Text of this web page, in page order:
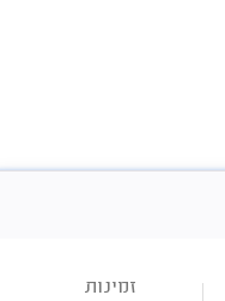
זמינות